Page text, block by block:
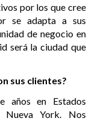
por los que cree
se adapta a sus
de negocio en
será la ciudad que
sus clientes?
años en Estados
Nueva York. Nos